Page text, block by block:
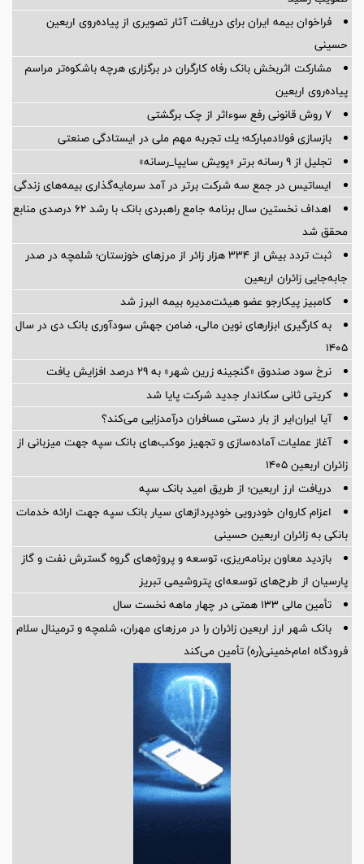
فراخوان بیمه ایران برای دریافت آثار تصویری از پیاده‌روی اربعین
حسینی
مشارکت اثربخش بانک رفاه کارگران در برگزاری هرچه باشکوه‌تر مراسم
پیاده‌روی اربعین
۷ روش قانونی رفع سوء‌اثر از چک برگشتی
بازسازی فولادمباركه؛ یك تجربه مهم ملی در ایستادگی صنعتی
تجلیل از ۹ رسانه برتر «پویش سایپا_رسانه»
ایساتیس در جمع سه شرکت برتر در آمد سرمایه‌گذاری بیمه‌های زندگی
اهداف نخستین سال برنامه جامع راهبردی بانک با رشد ۶۲ درصدی منابع
محقق شد
ثبت تردد بیش از ۳۳۴ هزار زائر از مرزهای خوزستان؛ شلمچه در صدر
جابه‌جایی زائران اربعین
کامبیز پیکارجو عضو هیئت‌مدیره بيمه البرز شد
به کارگیری ابزارهای نوین مالی، ضامن جهش سودآوری بانک دی در سال
۱۴۰۵
نرخ سود صندوق «گنجینه زرین شهر» به ۲۹ درصد افزایش یافت
کریتی ثانی سکاندار جدید شرکت پایا شد
آیا ایران‌ایر از بار دستی مسافران درآمدزایی می‌کند؟
آغاز عملیات آماده‌سازی و تجهیز موکب‌های بانک سپه جهت میزبانی از
زائران اربعین ۱۴۰۵
دریافت ارز اربعین؛ از طریق امید بانک سپه
اعزام کاروان خودرویی خودپردازهای سیار بانک سپه جهت ارائه خدمات
بانکی به زائران اربعین حسینی
بازدید معاون برنامه‌ریزی، توسعه و پروژه‌های گروه گسترش نفت و گاز
پارسیان از طرح‌های توسعه‌ای پتروشیمی تبریز
تأمین مالی 133 همتی در چهار ماهه نخست سال
بانک شهر ارز اربعین زائران را در مرزهای مهران، شلمچه و ترمینال سلام
فرودگاه امام‌خمینی(ره) تأمین می‌کند